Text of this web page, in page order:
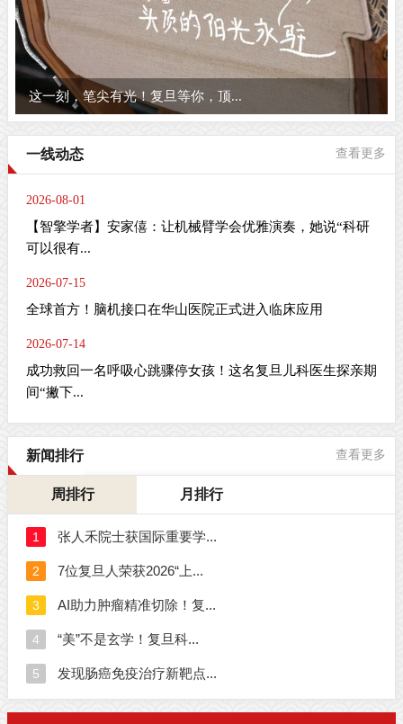
这一刻，笔尖有光！复旦等你，顶...
一线动态 查看更多
2026-08-01
【智擎学者】安家僖：让机械臂学会优雅演奏，她说“科研
可以很有...
2026-07-15
全球首方！脑机接口在华山医院正式进入临床应用
2026-07-14
成功救回一名呼吸心跳骤停女孩！这名复旦儿科医生探亲期
间“撇下...
新闻排行 查看更多
周排行 月排行